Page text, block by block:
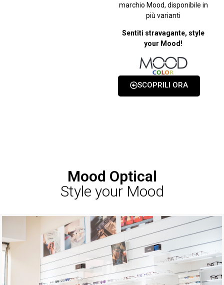
marchio Mood, disponibile in
più varianti
Sentiti stravagante, style
your Mood!
SCOPRILI ORA
Mood Optical
Style your Mood